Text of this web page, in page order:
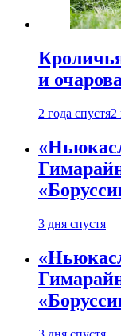
и
2 года спустя2
3 дня спустя